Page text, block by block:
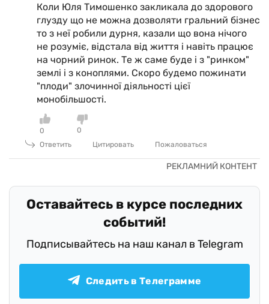
Коли Юля Тимошенко закликала до здорового
глузду що не можна дозволяти гральний бізнес
то з неї робили дурня, казали що вона нічого
не розуміє, відстала від життя і навіть працює
на чорний ринок. Те ж саме буде і з "ринком"
землі і з коноплями. Скоро будемо пожинати
"плоди" злочинної діяльності цієї
монобільшості.
0
0
Ответить
Цитировать Пожаловаться
Оставайтесь в курсе последних
событий!
Подписывайтесь на наш канал в Telegram
Следить в Телеграмме